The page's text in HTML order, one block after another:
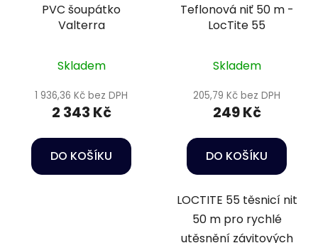
PVC šoupátko
Valterra
Skladem
1 936,36 Kč bez DPH
2 343 Kč
DO KOŠÍKU
Teflonová niť 50 m -
LocTite 55
Skladem
205,79 Kč bez DPH
249 Kč
DO KOŠÍKU
LOCTITE 55 těsnicí nit
50 m pro rychlé
utěsnění závitových